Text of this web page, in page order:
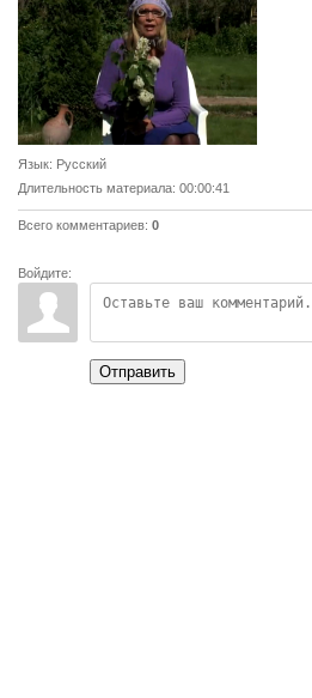
Язык: Русский
Длительность материала: 00:00:41
Всего комментариев: 0
Войдите:
Отправить